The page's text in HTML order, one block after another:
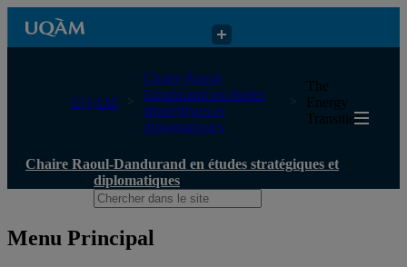
Chaire Raoul-Dandurand en études stratégiques et diplomatiques
UQAM
Chaire Raoul-
Dandurand en études
stratégiques et
diplomatiques
The
Energy
Transition
Chaire Raoul-Dandurand en études stratégiques et
diplomatiques
Menu Principal